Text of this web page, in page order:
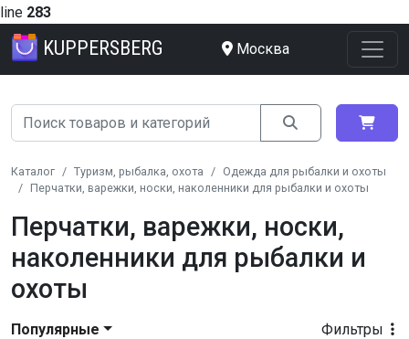
line 283
KUPPERSBERG Москва
Каталог Туризм, рыбалка, охота
Одежда для рыбалки и охоты
Перчатки, варежки, носки, наколенники для рыбалки и охоты
Перчатки, варежки, носки,
наколенники для рыбалки и
охоты
Фильтры
Популярные